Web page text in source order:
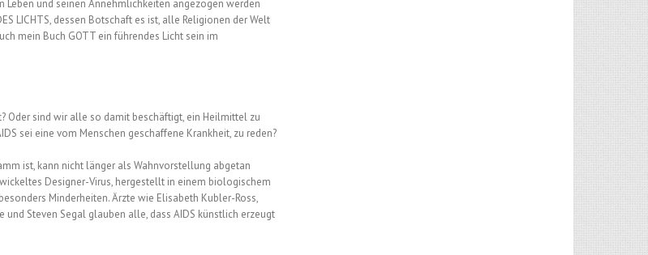
und seinen Annehmlichkeiten angezogen werden
LICHTS, dessen Botschaft es ist, alle Religionen der Welt
mein Buch GOTT ein führendes Licht sein im
Oder sind wir alle so damit beschäftigt, ein Heilmittel zu
sei eine vom Menschen geschaffene Krankheit, zu reden?
ist, kann nicht länger als Wahnvorstellung abgetan
Designer-Virus, hergestellt in einem biologischem
Minderheiten. Ärzte wie Elisabeth Kubler-Ross,
und Steven Segal glauben alle, dass AIDS künstlich erzeugt